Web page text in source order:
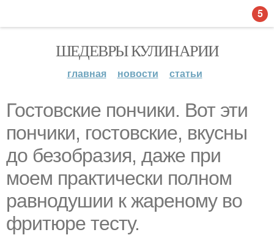
ШЕДЕВРЫ КУЛИНАРИИ
главная новости статьи
Гостовские пончики. Вот эти
пончики, гостовские, вкусны
до безобразия, даже при
моем практически полном
равнодушии к жареному во
фритюре тесту.
5